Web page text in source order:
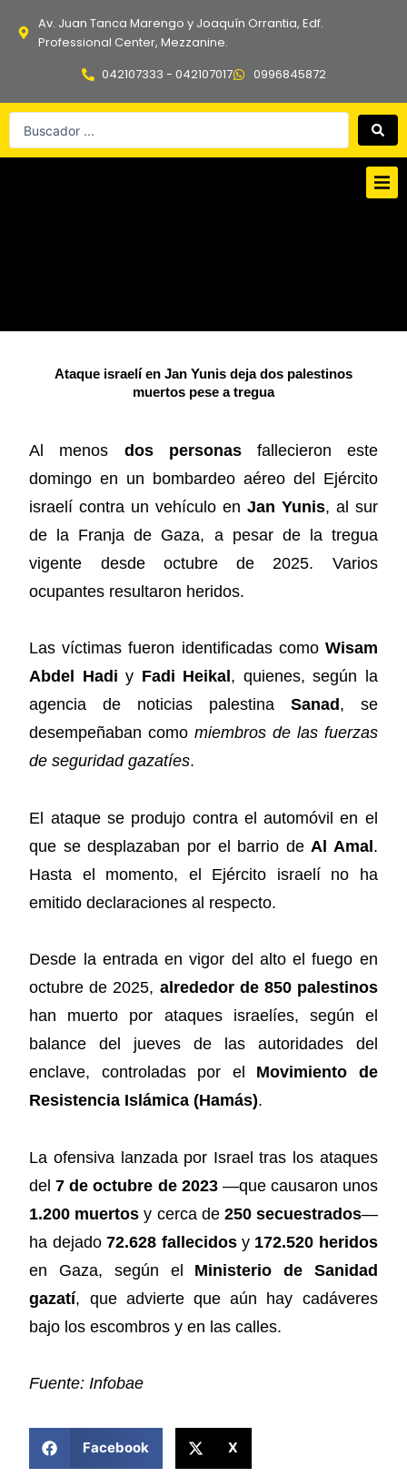
Av. Juan Tanca Marengo y Joaquín Orrantia, Edf.
Professional Center, Mezzanine.
042107333 - 042107017
0996845872
Search
Ataque israelí en Jan Yunis deja dos palestinos
muertos pese a tregua
Al menos dos personasfallecieron este
domingo en un bombardeo aéreo del Ejército
israelí contra un vehículo en Jan Yunis, al sur
de la Franja de Gaza, a pesar de la tregua
vigente desde octubre de 2025. Varios
ocupantes resultaron heridos.
Las víctimas fueron identificadas como Wisam
Abdel Hadi y Fadi Heikal , quienes, según la
agencia de noticias palestina Sanad , se
desempeñaban comomiembros de las fuerzas
de seguridad gazatíes.
El ataque se produjo contra el automóvil en el
que se desplazaban por el barrio de Al Amal.
Hasta el momento, el Ejército israelí no ha
emitido declaraciones al respecto.
Desde la entrada en vigor del alto el fuego en
octubre de 2025, alrededor de 850 palestinos
han muerto por ataques israelíes, según el
balance del jueves de las autoridades del
enclave, controladas por el Movimiento de
Resistencia Islámica (Hamás).
La ofensiva lanzada por Israel tras los ataques
del7 de octubre de 2023—que causaron unos
1.200 muertos y cerca de 250 secuestrados—
ha dejado72.628 fallecidosy 172.520 heridos
en Gaza, según el Ministerio de Sanidad
gazatí, que advierte que aún hay cadáveres
bajo los escombros y en las calles.
Fuente: Infobae
Facebook X